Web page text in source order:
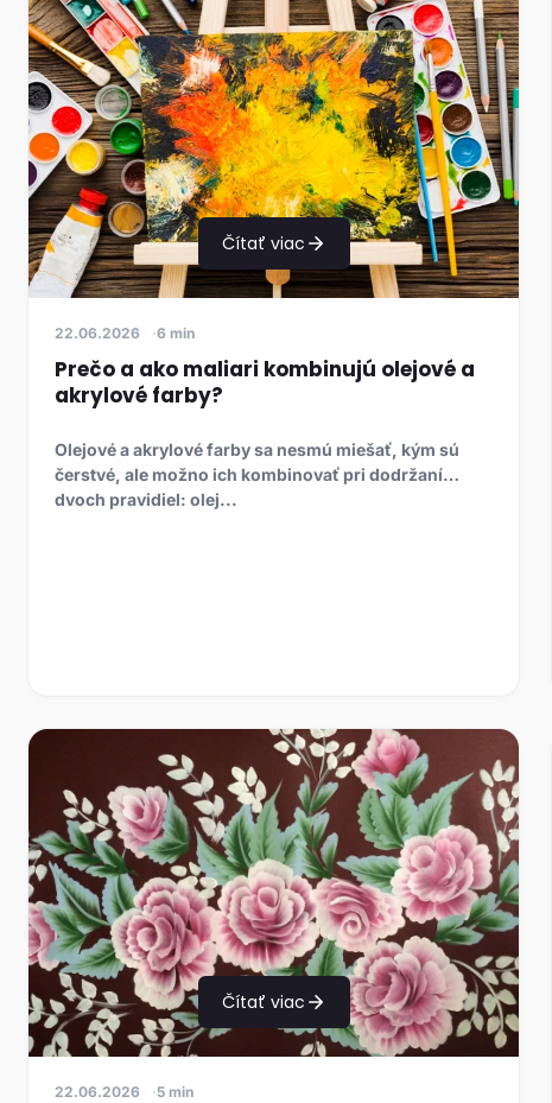
Čítať viac
22.06.2026 6 min
Prečo a ako maliari kombinujú olejové a
akrylové farby?
Olejové a akrylové farby sa nesmú miešať, kým sú
čerstvé, ale možno ich kombinovať pri dodržaní
dvoch pravidiel: olej...
Čítať viac
22.06.2026 5 min